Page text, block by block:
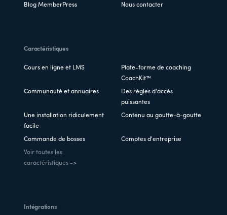
Blog MemberPress Nous contacter
Caractéristiques
Cours en ligne et LMS
Plate-forme de coaching
CoachKit™
Communauté et annuaires
Des règles d'accès
puissantes
Une installation ridiculement
facile
Contenu au goutte-à-goutte
Commande de bosses Comptes d'entreprise
Voir toutes les
caractéristiques ->
Intégrations